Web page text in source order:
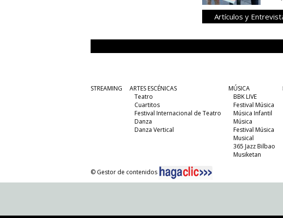
Artículos y
STREAMING
ARTES ESCÉNICAS
Teatro
Cuartitos
Festival Internacional de Teatro
Danza
Danza Vertical
MÚSICA
BBK LIVE
Festival Música
Música Infantil
Música
Festival Música
Musical
365 Jazz Bilbao
Musiketan
© Gestor de contenidos